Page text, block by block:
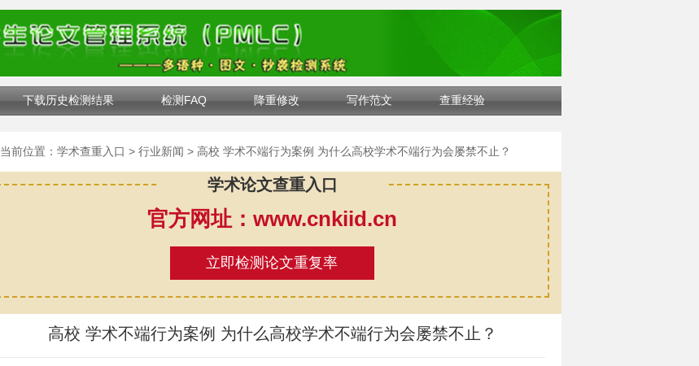
下载历史检测结果 检测FAQ 降重修改 写作范文 查重经验
当前位置： 学术查重入口 > 行业新闻 > 高校 学术不端行为案例 为什么高校学术不端行为会屡禁不止？
学术论文查重入口
官方网址：www.cnkiid.cn
立即检测论文重复率
高校 学术不端行为案例 为什么高校学术不端行为会屡禁不止？